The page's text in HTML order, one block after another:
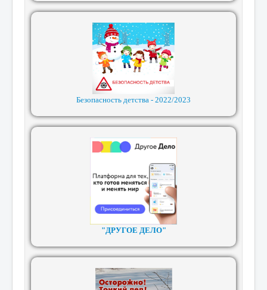
Безопасность детства - 2022/2023
"ДРУГОЕ ДЕЛО"